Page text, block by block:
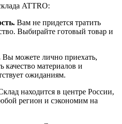
ATTRO:
Вам не придется тратить
Выбирайте готовый товар и
Вы можете лично приехать,
качество материалов и
ожиданиям.
находится в центре России,
регион и сэкономим на